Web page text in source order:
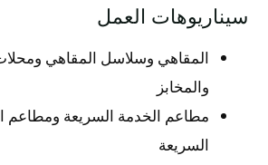
سيناريوهات العمل
المقاهي وسلاسل المقاهي
والمخابز
مطاعم الخدمة السريعة ومطاعم
السريعة